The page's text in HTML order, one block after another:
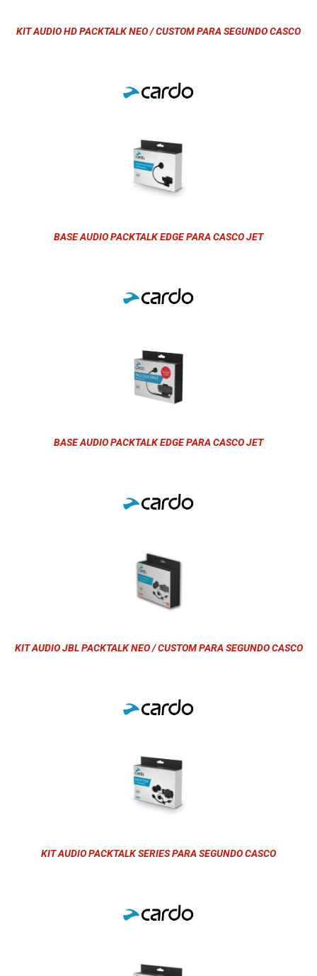
KIT AUDIO HD PACKTALK NEO / CUSTOM PARA SEGUNDO CASCO
BASE AUDIO PACKTALK EDGE PARA CASCO JET
BASE AUDIO PACKTALK EDGE PARA CASCO JET
KIT AUDIO JBL PACKTALK NEO / CUSTOM PARA SEGUNDO CASCO
KIT AUDIO PACKTALK SERIES PARA SEGUNDO CASCO